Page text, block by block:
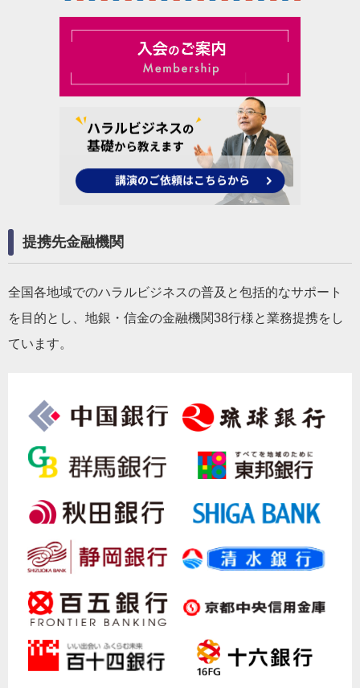
提携先金融機関
全国各地域でのハラルビジネスの普及と包括的なサポート
を目的とし、地銀・信金の金融機関38行様と業務提携をし
ています。